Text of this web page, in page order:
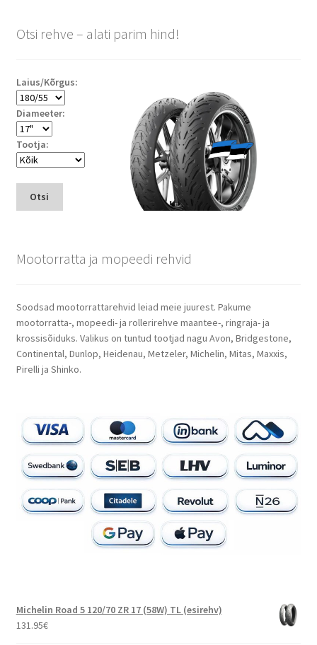
Otsi rehve – alati parim hind!
Laius/Kõrgus:
Diameeter:
Tootja:
Otsi
Mootorratta ja mopeedi rehvid
Soodsad mootorrattarehvid leiad meie juurest. Pakume
mootorratta-, mopeedi- ja rollerirehve maantee-, ringraja- ja
krossisõiduks. Valikus on tuntud tootjad nagu Avon, Bridgestone,
Continental, Dunlop, Heidenau, Metzeler, Michelin, Mitas, Maxxis,
Pirelli ja Shinko.
Michelin Road 5 120/70 ZR 17 (58W) TL (esirehv)
131.95€